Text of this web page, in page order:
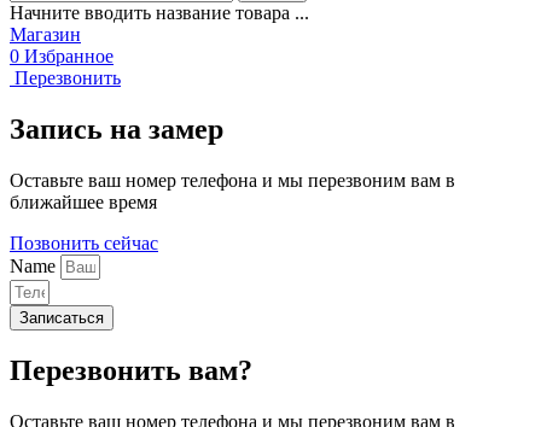
Начните вводить название товара ...
Магазин
0 Избранное
Перезвонить
Запись на замер
Оставьте ваш номер телефона и мы перезвоним вам в
ближайшее время
Позвонить сейчас
Name
Записаться
Перезвонить вам?
Оставьте ваш номер телефона и мы перезвоним вам в